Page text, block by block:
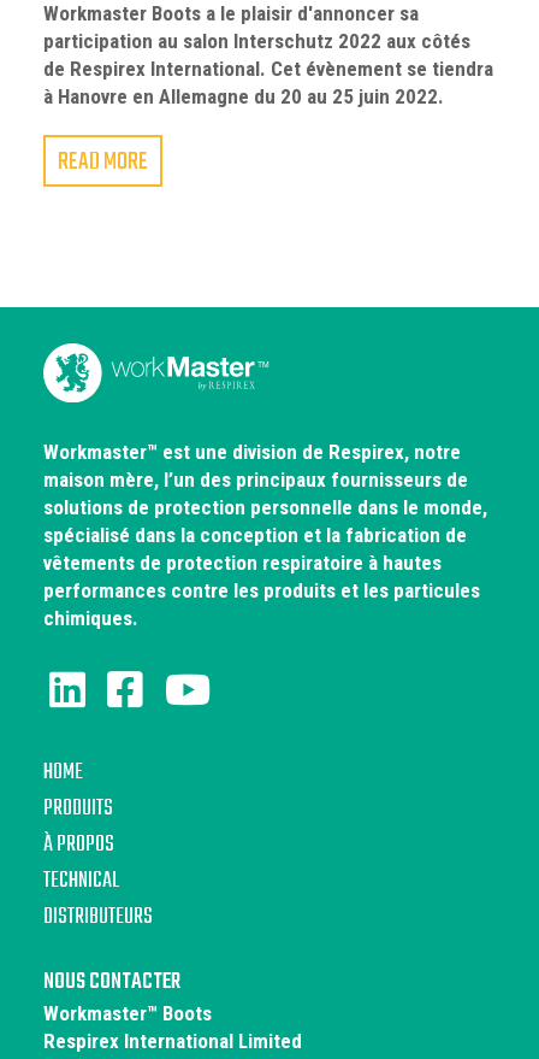
Workmaster Boots a le plaisir d'annoncer sa
participation au salon Interschutz 2022 aux côtés
de Respirex International. Cet évènement se tiendra
à Hanovre en Allemagne du 20 au 25 juin 2022.
READ MORE
Workmaster™ est une division de Respirex, notre
maison mère, l’un des principaux fournisseurs de
solutions de protection personnelle dans le monde,
spécialisé dans la conception et la fabrication de
vêtements de protection respiratoire à hautes
performances contre les produits et les particules
chimiques.
HOME
PRODUITS
À PROPOS
TECHNICAL
DISTRIBUTEURS
NOUS CONTACTER
Workmaster™ Boots
Respirex International Limited